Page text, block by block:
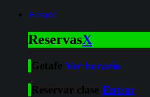
Horario
ReservasX
Getafe Ver horario
Reservar clase Entrar